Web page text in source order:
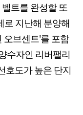
트를 완성할 또
로 지난해 분양해
오브센트'를 포함
수자인 리버팰리
호도가 높은 단지